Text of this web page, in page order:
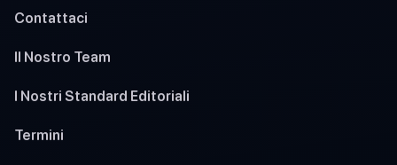
Contattaci
Il Nostro Team
I Nostri Standard Editoriali
Termini